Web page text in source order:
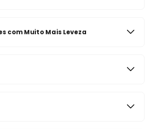
com Muito Mais Leveza